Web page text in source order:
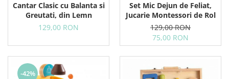
Cantar Clasic cu Balanta si
Greutati, din Lemn
129,00 RON
Set Mic Dejun de Feliat,
Jucarie Montessori de Rol
129,00 RON
75,00 RON
-42%